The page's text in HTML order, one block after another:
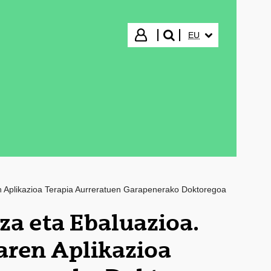
Hasi saioa
bilatu"
EU
Terapia Aurreratuen Garapenerako Doktoregoa
eta Ebaluazioa.
Aplikazioa